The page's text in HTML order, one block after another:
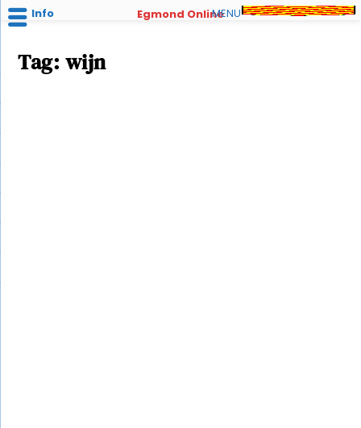
Tag: wijn
Info Egmond OnlineMENU